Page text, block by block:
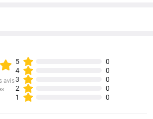
avis
5
0
4
0
3
0
2
0
1
0